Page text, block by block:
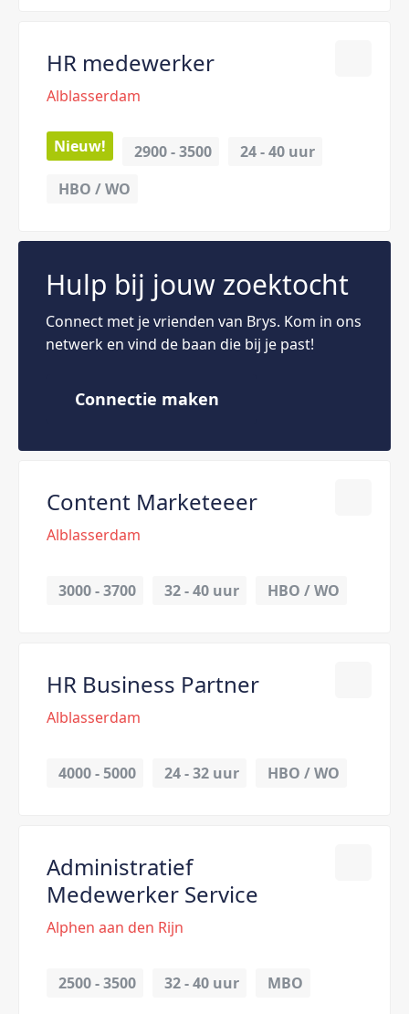
HR medewerker
Alblasserdam
Nieuw! 2900 - 3500 24 - 40 uur
HBO / WO
Hulp bij jouw zoektocht
Connect met je vrienden van Brys. Kom in ons
netwerk en vind de baan die bij je past!
Connectie maken
Content Marketeeer
Alblasserdam
3000 - 3700 32 - 40 uur HBO / WO
HR Business Partner
Alblasserdam
4000 - 5000 24 - 32 uur HBO / WO
Administratief
Medewerker Service
Alphen aan den Rijn
2500 - 3500 32 - 40 uur MBO